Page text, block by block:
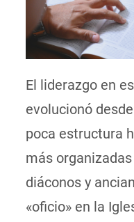
El liderazgo en
evolucionó
poca estructura
más
diáconos y
«oficio» en la